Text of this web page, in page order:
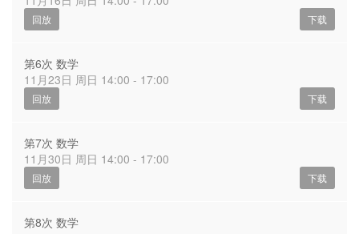
回放 下载
第6次 数学
11月23日 周日 14:00 - 17:00
回放 下载
第7次 数学
11月30日 周日 14:00 - 17:00
回放 下载
第8次 数学